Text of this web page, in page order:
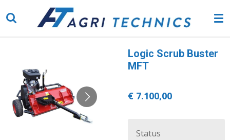
direct
Logic Scrub Buster
MFT
€ 7.100,00
Status